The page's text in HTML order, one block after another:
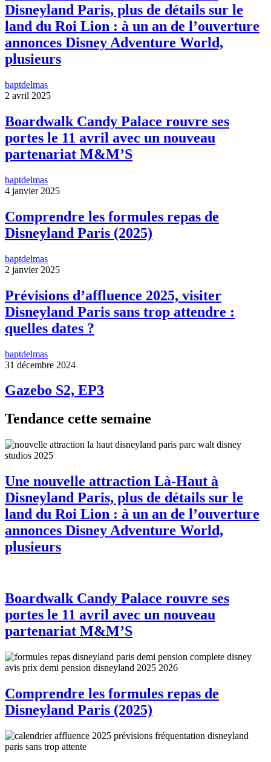
Disneyland Paris, plus de détails sur le
land du Roi Lion : à un an de l’ouverture
annonces Disney Adventure World,
plusieurs
baptdelmas
2 avril 2025
Boardwalk Candy Palace rouvre ses
portes le 11 avril avec un nouveau
partenariat M&M’S
baptdelmas
4 janvier 2025
Comprendre les formules repas de
Disneyland Paris (2025)
baptdelmas
2 janvier 2025
Prévisions d’affluence 2025, visiter
Disneyland Paris sans trop attendre :
quelles dates ?
baptdelmas
31 décembre 2024
Gazebo S2, EP3
Tendance cette semaine
Une nouvelle attraction Là-Haut à
Disneyland Paris, plus de détails sur le
land du Roi Lion : à un an de l’ouverture
annonces Disney Adventure World,
plusieurs
Boardwalk Candy Palace rouvre ses
portes le 11 avril avec un nouveau
partenariat M&M’S
Comprendre les formules repas de
Disneyland Paris (2025)